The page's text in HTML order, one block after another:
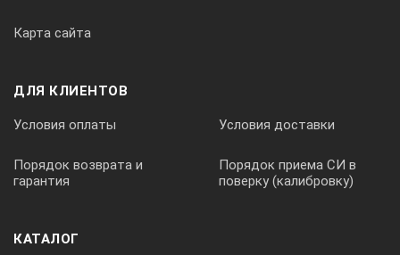
Карта сайта
ДЛЯ КЛИЕНТОВ
Условия оплаты Условия доставки
Порядок возврата и
гарантия
Порядок приема СИ в
поверку (калибровку)
КАТАЛОГ